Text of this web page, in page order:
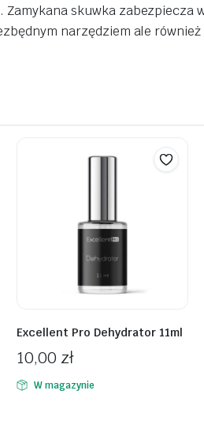
skuwka
narzędziem ale
Excellent Pro Dehydrator 11ml
10,00 zł
W magazynie